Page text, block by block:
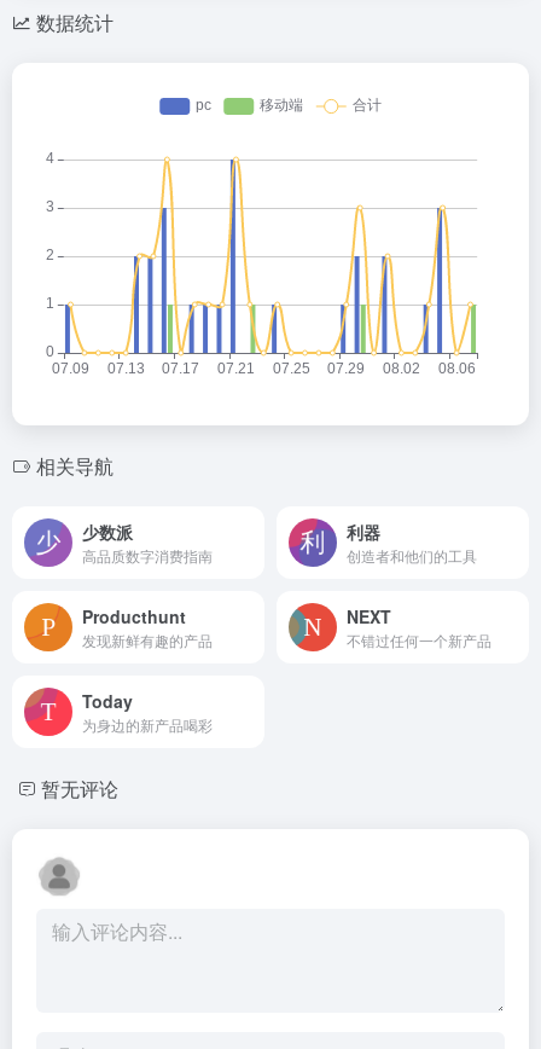
数据统计
相关导航
少数派
高品质数字消费指南
利器
创造者和他们的工具
Producthunt
发现新鲜有趣的产品
NEXT
不错过任何一个新产品
Today
为身边的新产品喝彩
暂无评论